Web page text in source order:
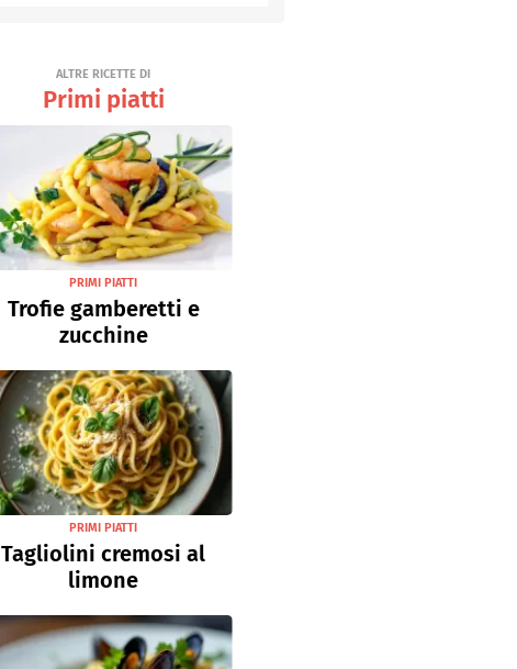
ALTRE RICETTE DI
Primi piatti
PRIMI PIATTI
Trofie gamberetti e
zucchine
PRIMI PIATTI
Tagliolini cremosi al
limone